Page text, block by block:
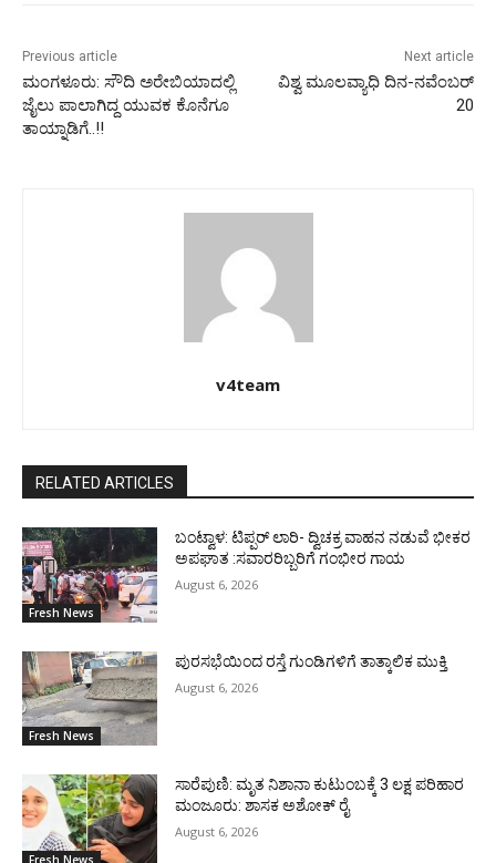
Previous article
ಮಂಗಳೂರು: ಸೌದಿ ಅರೇಬಿಯಾದಲ್ಲಿ
ಜೈಲು ಪಾಲಾಗಿದ್ದ ಯುವಕ ಕೊನೆಗೂ
ತಾಯ್ನಾಡಿಗೆ..!!
Next article
ವಿಶ್ವ ಮೂಲವ್ಯಾಧಿ ದಿನ-ನವೆಂಬರ್
20
v4team
RELATED ARTICLES
Fresh News
ಬಂಟ್ವಾಳ: ಟಿಪ್ಪರ್ ಲಾರಿ- ದ್ವಿಚಕ್ರ ವಾಹನ ನಡುವೆ ಭೀಕರ
ಅಪಘಾತ :ಸವಾರರಿಬ್ಬರಿಗೆ ಗಂಭೀರ ಗಾಯ
August 6, 2026
Fresh News
ಪುರಸಭೆಯಿಂದ ರಸ್ತೆ ಗುಂಡಿಗಳಿಗೆ ತಾತ್ಕಾಲಿಕ ಮುಕ್ತಿ
August 6, 2026
Fresh News
ಸಾರೆಪುಣಿ: ಮೃತ ನಿಶಾನಾ ಕುಟುಂಬಕ್ಕೆ 3 ಲಕ್ಷ ಪರಿಹಾರ
ಮಂಜೂರು: ಶಾಸಕ ಅಶೋಕ್ ರೈ
August 6, 2026